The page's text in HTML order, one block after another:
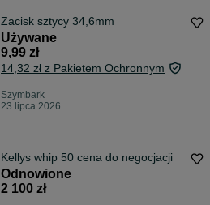
Zacisk sztycy 34,6mm
Używane
9,99 zł
14,32 zł z Pakietem Ochronnym
Szymbark
23 lipca 2026
Kellys whip 50 cena do negocjacji
Odnowione
2 100 zł